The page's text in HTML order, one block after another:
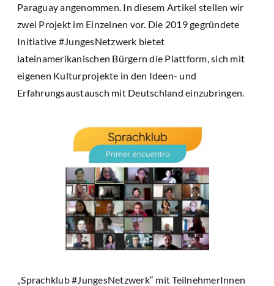
Paraguay angenommen. In diesem Artikel stellen wir
zwei Projekt im Einzelnen vor. Die 2019 gegründete
Initiative #JungesNetzwerk bietet
lateinamerikanischen Bürgern die Plattform, sich mit
eigenen Kulturprojekte in den Ideen- und
Erfahrungsaustausch mit Deutschland einzubringen.
„Sprachklub #JungesNetzwerk“ mit TeilnehmerInnen